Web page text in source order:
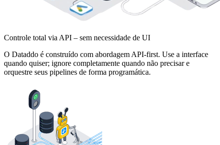
Controle total via API – sem necessidade de UI
O Dataddo é construído com abordagem API-first. Use a interface
quando quiser; ignore completamente quando não precisar e
orquestre seus pipelines de forma programática.